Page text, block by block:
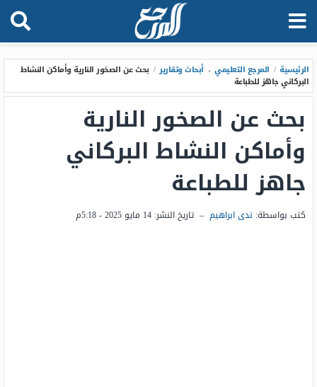
الرئيسية / المرجع التعليمي ، أبحاث وتقارير / بحث عن الصخور النارية وأماكن النشاط
البركاني جاهز للطباعة
بحث عن الصخور النارية
وأماكن النشاط البركاني
جاهز للطباعة
كتب بواسطة: ندى ابراهيم – تاريخ النشر: 14 مايو 2025 - 5:18م